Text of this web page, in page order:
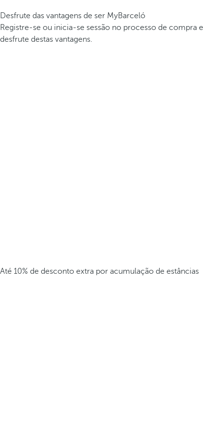
Desfrute das vantagens de ser MyBarceló
Registre-se ou inicia-se sessão no processo de compra e
desfrute destas vantagens.
Até 10% de desconto extra por acumulação de estâncias